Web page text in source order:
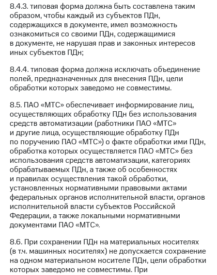
8.4.3. типовая форма должна быть составлена таким
образом, чтобы каждый из субъектов ПДн,
содержащихся в документе, имел возможность
ознакомиться со своими ПДн, содержащимися
в документе, не нарушая прав и законных интересов
иных субъектов ПДн;
8.4.4. типовая форма должна исключать объединение
полей, предназначенных для внесения ПДн, цели
обработки которых заведомо не совместимы.
8.5. ПАО «МТС» обеспечивает информирование лиц,
осуществляющих обработку ПДн без использования
средств автоматизации (работники ПАО «МТС»
и другие лица, осуществляющие обработку ПДн
по поручению ПАО «МТС») о факте обработки ими ПДн,
обработка которых осуществляется ПАО «МТС» без
использования средств автоматизации, категориях
обрабатываемых ПДн, а также об особенностях
и правилах осуществления такой обработки,
установленных нормативными правовыми актами
федеральных органов исполнительной власти, органов
исполнительной власти субъектов Российской
Федерации, а также локальными нормативными
документами ПАО «МТС».
8.6. При сохранении ПДн на материальных носителях
(в т.ч. машинных носителях) не допускается сохранение
на одном материальном носителе ПДн, цели обработки
которых заведомо не совместимы. При